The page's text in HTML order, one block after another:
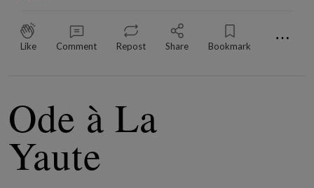
Like Comment Repost Share Bookmark ⋯
Ode à La
Yaute